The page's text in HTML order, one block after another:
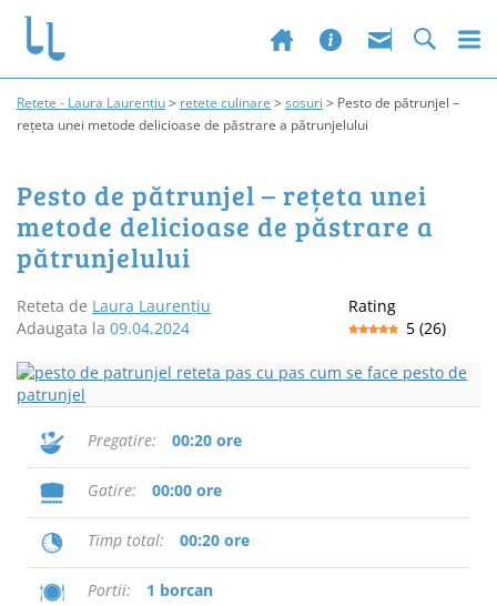
Rețete - Laura Laurențiu> retete culinare > sosuri > Pesto de pătrunjel –
rețeta unei metode delicioase de păstrare a pătrunjelului
Pesto de pătrunjel – rețeta unei
metode delicioase de păstrare a
pătrunjelului
Reteta de Laura Laurențiu
Adaugata la 09.04.2024
Rating
5 (26)
Pregatire 00:20 ore
Gatire 00:00 ore
Timp total 00:20 ore
Portii 1 borcan